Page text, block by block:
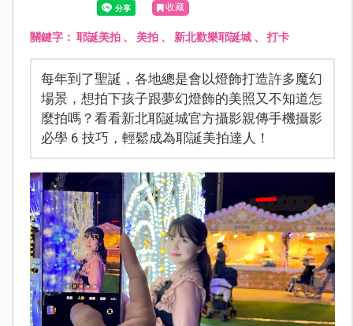
收藏
關鍵字： 耶誕美拍、 美拍、 新北歡樂耶誕城、 打卡
每年到了聖誕，各地總是會以燈飾打造許多魔幻
場景，想拍下孩子跟夢幻燈飾的美照又不知道怎
麼拍嗎？看看新北耶誕城官方攝影親傳手機攝影
必學 6 技巧，輕鬆成為耶誕美拍達人！